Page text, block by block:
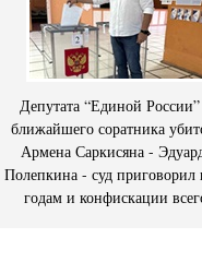
Депутата “Единой
ближайшего соратника
Армена Саркисяна -
Полепкина - суд приговорил
годам и конфискации